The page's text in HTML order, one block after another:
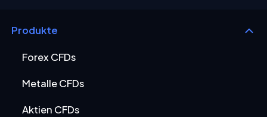
Produkte
Forex CFDs
Metalle CFDs
Aktien CFDs